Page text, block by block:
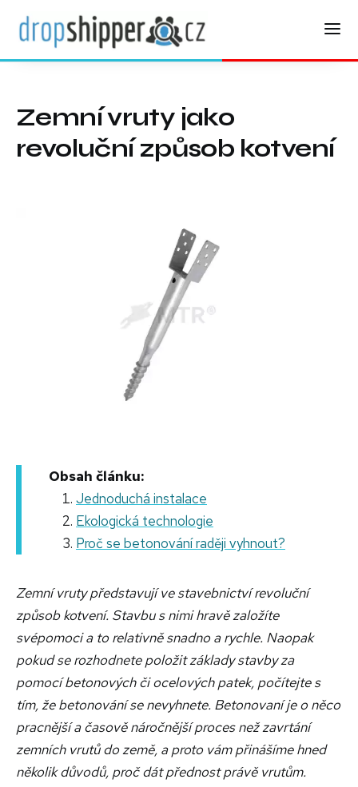
Zemní vruty jako
revoluční způsob kotvení
Obsah článku:
Jednoduchá instalace
Ekologická technologie
Proč se betonování raději vyhnout?
Zemní vruty představujíve stavebnictvírevoluční
způsob kotvení. Stavbu s nimi hravě založíte
svépomoci a to relativně snadno a rychle. Naopak
pokud se rozhodnete položit základy stavby za
pomocí betonových či ocelových patek, počítejte s
tím, že betonování se nevyhnete. Betonovaní je o něco
pracnější a časově náročnější proces než zavrtání
zemních vrutů do země, a proto vám přinášíme hned
několik důvodů, proč dát přednost právě vrutům.